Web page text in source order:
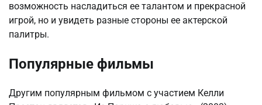
возможность насладиться ее талантом и прекрасной
игрой, но и увидеть разные стороны ее актерской
палитры.
Популярные фильмы
Другим популярным фильмом с участием Келли